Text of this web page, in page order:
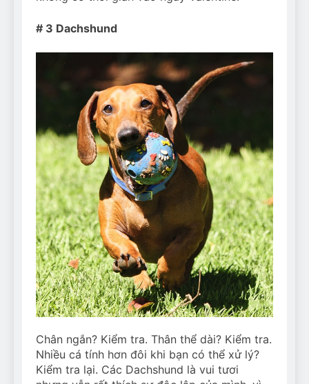
# 3 Dachshund
Chân ngắn? Kiểm tra. Thân thể dài? Kiểm tra.
Nhiều cá tính hơn đôi khi bạn có thể xử lý?
Kiểm tra lại. Các Dachshund là vui tươi